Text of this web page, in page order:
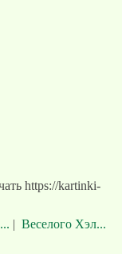
https://kartinki-
| Веселого Хэл...